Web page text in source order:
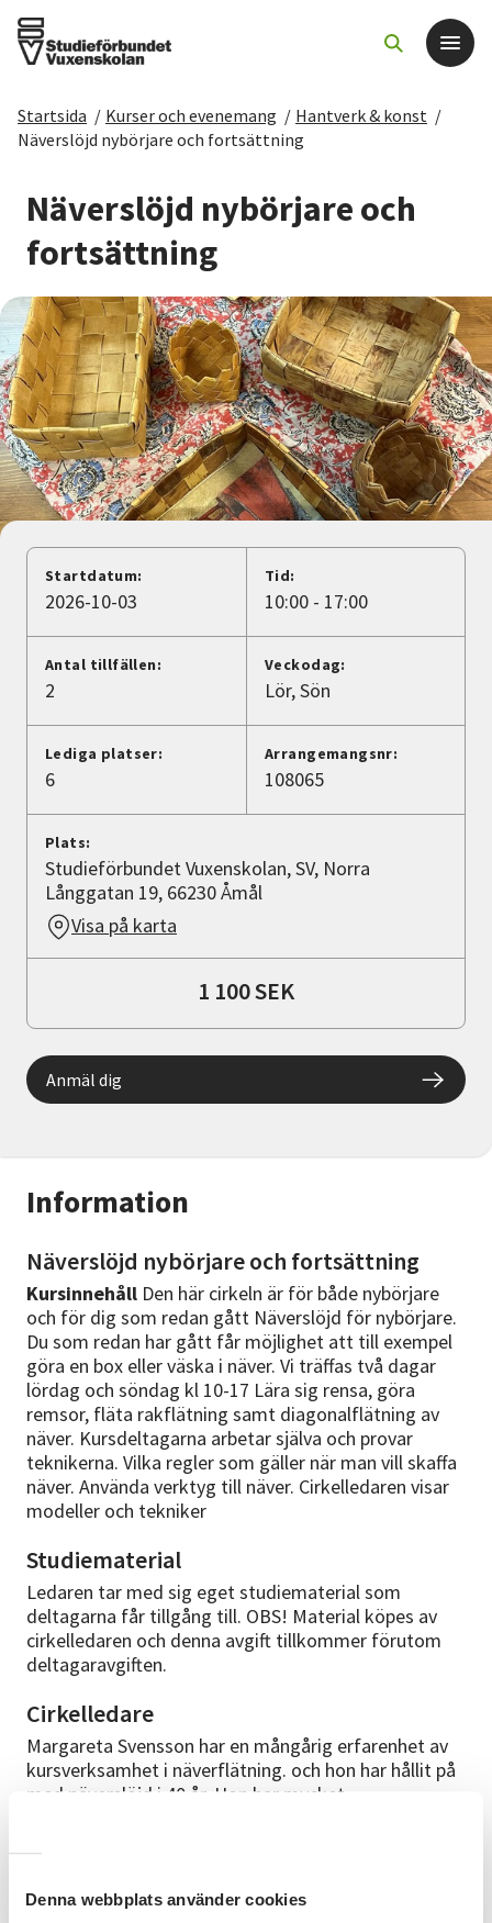
Denna webbplats använder cookies
Det här gör vi
För dig som
Sök kurser och evenemang
Om SV
Starta studiecirkel
Cirkelledare
Nyheter
Avdelningar
Lyssna
Startsida / Kurser och evenemang / Hantverk & konst /
Näverslöjd nybörjare och fortsättning
Näverslöjd nybörjare och
fortsättning
Information
Näverslöjd nybörjare och fortsättning
Kursinnehåll Den här cirkeln är för både nybörjare
och för dig som redan gått Näverslöjd för nybörjare.
Du som redan har gått får möjlighet att till exempel
göra en box eller väska i näver. Vi träffas två dagar
lördag och söndag kl 10-17 Lära sig rensa, göra
remsor, fläta rakflätning samt diagonalflätning av
näver. Kursdeltagarna arbetar själva och provar
teknikerna. Vilka regler som gäller när man vill skaffa
näver. Använda verktyg till näver. Cirkelledaren visar
modeller och tekniker
Studiematerial
Ledaren tar med sig eget studiematerial som
deltagarna får tillgång till. OBS! Material köpes av
cirkelledaren och denna avgift tillkommer förutom
deltagaravgiften.
Cirkelledare
Margareta Svensson har en mångårig erfarenhet av
kursverksamhet i näverflätning. och hon har hållit på
med näverslöjd i 40 år. Hon har mycket
ledaren på mobil 073-066 37 76
Startdatum:
2026-10-03
Tid:
10:00 - 17:00
Antal tillfällen:
2
Veckodag:
Lör Sön
Lediga platser:
6
Arrangemangsnr:
108065
Plats:
Studieförbundet Vuxenskolan, SV, Norra
Långgatan 19, 66230 Åmål
Visa på karta
1 100 SEK
Anmäl dig